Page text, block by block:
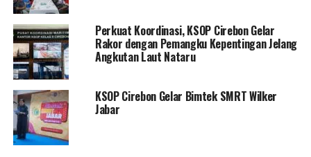
Perkuat Koordinasi, KSOP Cirebon Gelar
Rakor dengan Pemangku Kepentingan Jelang
Angkutan Laut Nataru
KSOP Cirebon Gelar Bimtek SMRT Wilker
Jabar